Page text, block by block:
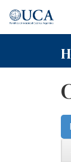
navigation